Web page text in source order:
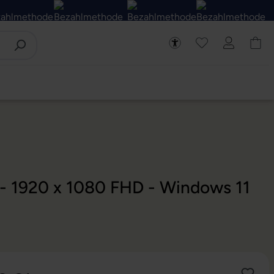
1920 x 1080 FHD - Windows 11